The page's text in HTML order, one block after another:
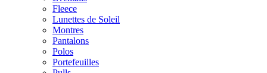
Fleece
Lunettes de Soleil
Montres
Pantalons
Polos
Portefeuilles